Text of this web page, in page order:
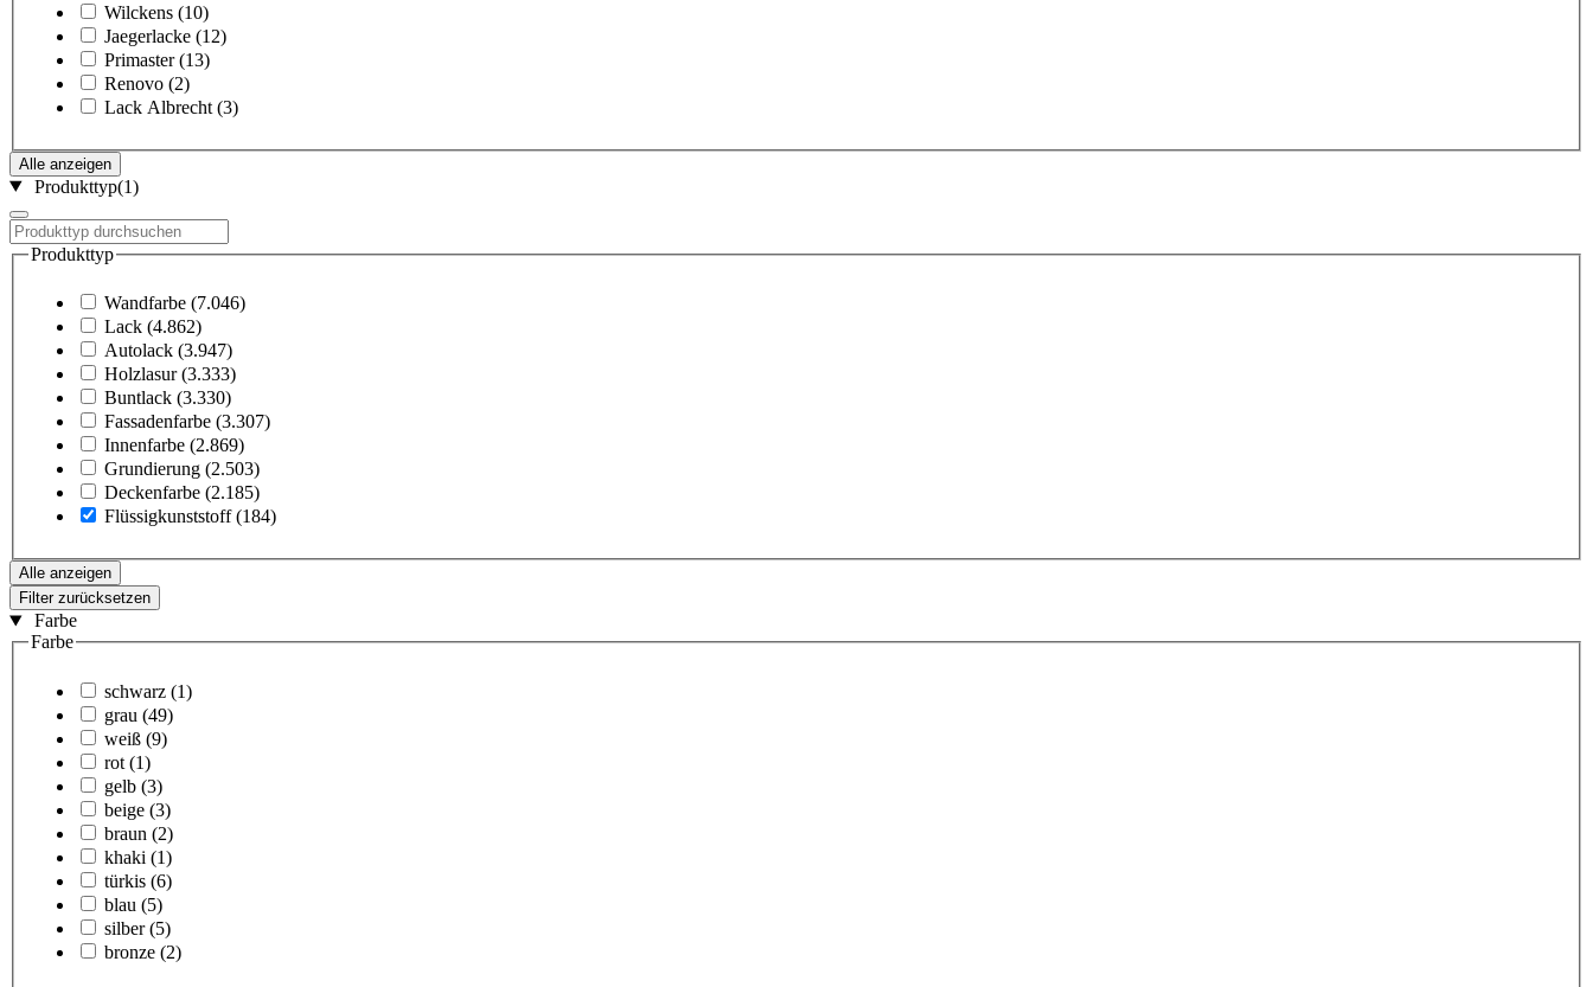
Wilckens (10)
Jaegerlacke (12)
Primaster (13)
Renovo (2)
Lack Albrecht (3)
Alle anzeigen
Produkttyp(1)
Produkttyp
Wandfarbe (7.046)
Lack (4.862)
Autolack (3.947)
Holzlasur (3.333)
Buntlack (3.330)
Fassadenfarbe (3.307)
Innenfarbe (2.869)
Grundierung (2.503)
Deckenfarbe (2.185)
Flüssigkunststoff (184)
Alle anzeigen
Filter zurücksetzen
Farbe
Farbe
schwarz (1)
grau (49)
weiß (9)
rot (1)
gelb (3)
beige (3)
braun (2)
khaki (1)
türkis (6)
blau (5)
silber (5)
bronze (2)